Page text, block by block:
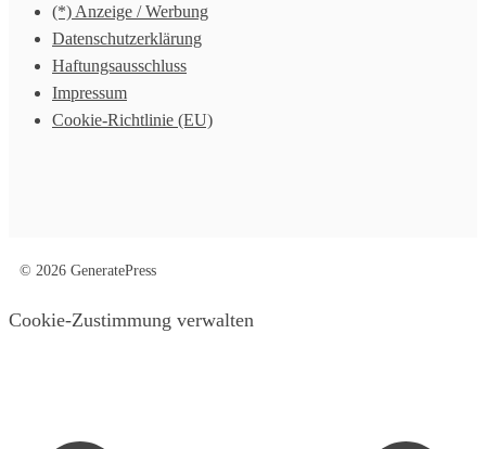
(*) Anzeige / Werbung
Datenschutzerklärung
Haftungsausschluss
Impressum
Cookie-Richtlinie (EU)
© 2026 GeneratePress
Cookie-Zustimmung verwalten